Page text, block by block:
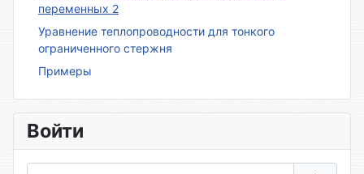
переменных 2
Уравнение теплопроводности для тонкого
ограниченного стержня
Примеры
Войти